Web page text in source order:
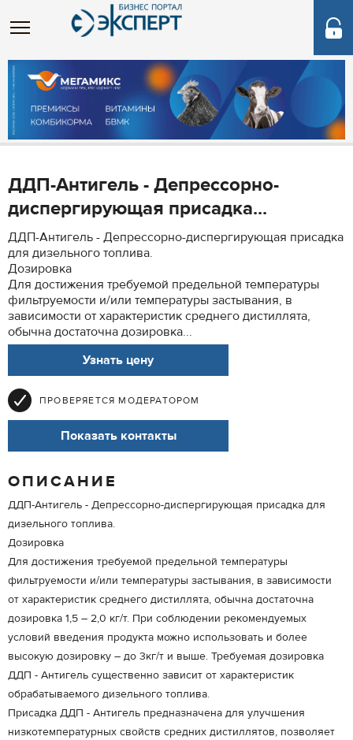
ДДП-Антигель - Депрессорно-
диспергирующая присадка...
ДДП-Антигель - Депрессорно-диспергирующая присадка
для дизельного топлива.
Дозировка
Для достижения требуемой предельной температуры
фильтруемости и/или температуры застывания, в
зависимости от характеристик среднего дистиллята,
обычна достаточна дозировка...
Узнать цену
ПРОВЕРЯЕТСЯ МОДЕРАТОРОМ
Показать контакты
ОПИСАНИЕ
ДДП-Антигель - Депрессорно-диспергирующая присадка для
дизельного топлива.
Дозировка
Для достижения требуемой предельной температуры
фильтруемости и/или температуры застывания, в зависимости
от характеристик среднего дистиллята, обычна достаточна
дозировка 1,5 – 2,0 кг/т. При соблюдении рекомендуемых
условий введения продукта можно использовать и более
высокую дозировку – до 3кг/т и выше. Требуемая дозировка
ДДП - Антигель существенно зависит от характеристик
обрабатываемого дизельного топлива.
Присадка ДДП - Антигель предназначена для улучшения
низкотемпературных свойств средних дистиллятов, позволяет